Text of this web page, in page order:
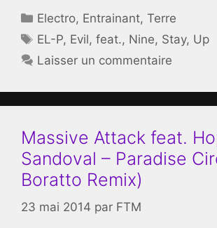
Catégories
Electro, Entrainant,Terre
Étiquettes
EL-P, Evil,feat., Nine, Stay, Up
Laisser un commentaire
Massive Attack feat.
Sandoval – Paradise
Boratto Remix)
23 mai 2014 par FTM